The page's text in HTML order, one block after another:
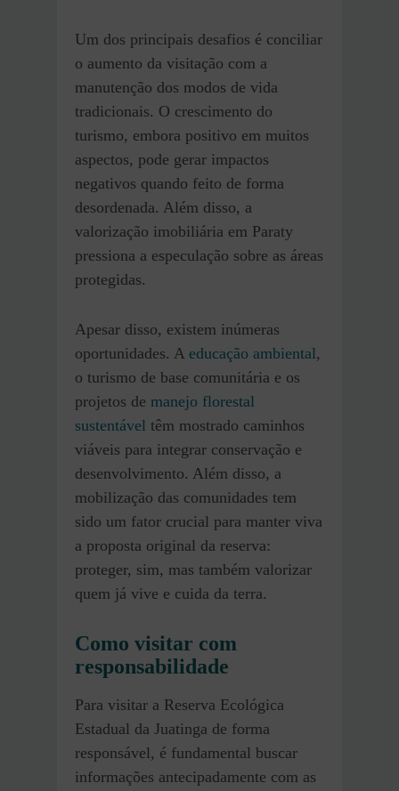
Um dos principais desafios é conciliar
o aumento da visitação com a
manutenção dos modos de vida
tradicionais. O crescimento do
turismo, embora positivo em muitos
aspectos, pode gerar impactos
negativos quando feito de forma
desordenada. Além disso, a
valorização imobiliária em Paraty
pressiona a especulação sobre as áreas
protegidas.
Apesar disso, existem inúmeras
oportunidades. A educação ambiental,
o turismo de base comunitária e os
projetos de manejo florestal
sustentável têm mostrado caminhos
viáveis para integrar conservação e
desenvolvimento. Além disso, a
mobilização das comunidades tem
sido um fator crucial para manter viva
a proposta original da reserva:
proteger, sim, mas também valorizar
quem já vive e cuida da terra.
Como visitar com
responsabilidade
Para visitar a Reserva Ecológica
Estadual da Juatinga de forma
responsável, é fundamental buscar
informações antecipadamente com as